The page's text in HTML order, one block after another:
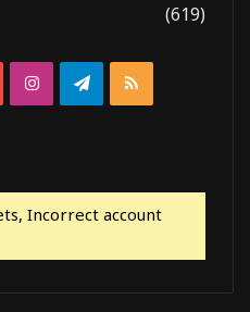
(619)
InstagramTelegram
RSS
Incorrect account